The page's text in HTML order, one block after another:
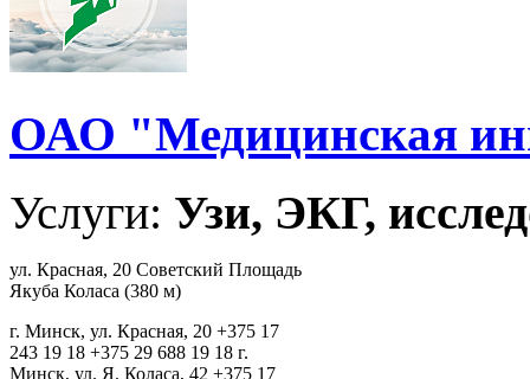
ОАО "Медицинская
Услуги: Узи, ЭКГ,
ул. Красная, 20 Советский Площадь
Якуба Коласа (380 м)
г. Минск, ул. Красная, 20 +375 17
243 19 18 +375 29 688 19 18 г.
Минск, ул. Я. Коласа, 42 +375 17